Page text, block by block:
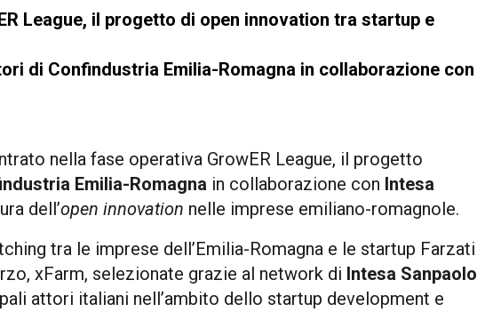
League, il progetto di open innovation tra startup e
di Confindustria Emilia-Romagna in collaborazione con
nella fase operativa GrowER League, il progetto
Emilia-Romagna in collaborazione con Intesa
dell’open innovation nelle imprese emiliano-romagnole.
tra le imprese dell’Emilia-Romagna e le startup Farzati
xFarm, selezionate grazie al network di Intesa Sanpaolo
attori italiani nell’ambito dello startup development e